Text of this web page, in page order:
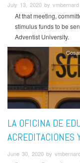
July 13, 2020 by vmbernard
At that meeting,
stimulus funds to be
Adventist University.
LA OFICINA DE
ACREDITACIONES
June 30, 2020 by